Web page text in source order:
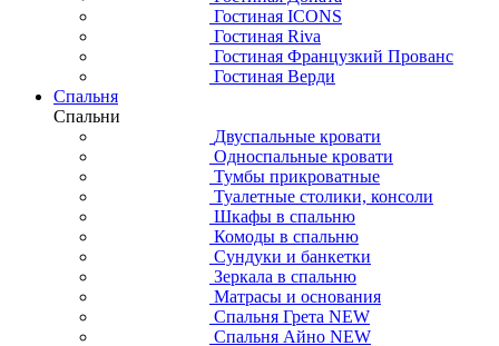
Гостиная ICONS
Гостиная Riva
Гостиная Французкий Прованс
Гостиная Верди
Спальня
Спальни
Двуспальные кровати
Односпальные кровати
Тумбы прикроватные
Туалетные столики, консоли
Шкафы в спальню
Комоды в спальню
Сундуки и банкетки
Зеркала в спальню
Матрасы и основания
Спальня Грета NEW
Спальня Айно NEW